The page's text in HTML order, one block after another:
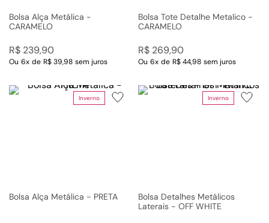
Bolsa Alça Metálica -
CARAMELO
R$ 239,90
Ou 6x de R$ 39,98 sem juros
Bolsa Tote Detalhe Metalico -
CARAMELO
R$ 269,90
Ou 6x de R$ 44,98 sem juros
Inverno
Bolsa Alça Metálica - PRETA
Inverno
Bolsa Detalhes Metálicos
Laterais - OFF WHITE